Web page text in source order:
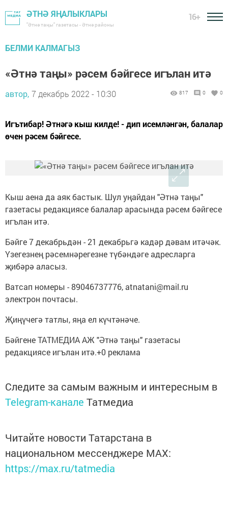
ӘТНӘ ЯҢАЛЫКЛАРЫ
"Әтнә таңы" газетасы - Әтнә районы
16+
БЕЛМИ КАЛМАГЫЗ
«Әтнә таңы» рәсем бәйгесе игълан итә
автор, 7 декабрь 2022 - 10:30 817 0 0
Игътибар! Әтнәгә кыш килде! - дип исемләнгән, балалар
өчен рәсем бәйгесе.
Кыш аена да аяк бастык. Шул уңайдан "Әтнә таңы"
газетасы редакциясе балалар арасында рәсем бәйгесе
игълан итә.
Бәйге 7 декабрьдән - 21 декабрьгә кадәр дәвам итәчәк.
Үзегезнең рәсемнәрегезне түбәндәге адресларга
җибәрә аласыз.
Ватсап номеры - 89046737776, atnatani@mail.ru
электрон почтасы.
Җиңүчегә татлы, яңа ел күчтәнәче.
Бәйгене ТАТМЕДИА АЖ "Әтнә таңы" газетасы
редакциясе игълан итә.+0 реклама
Следите за самым важным и интересным в
Telegram-канале Татмедиа
Читайте новости Татарстана в
национальном мессенджере MАХ:
https://max.ru/tatmedia